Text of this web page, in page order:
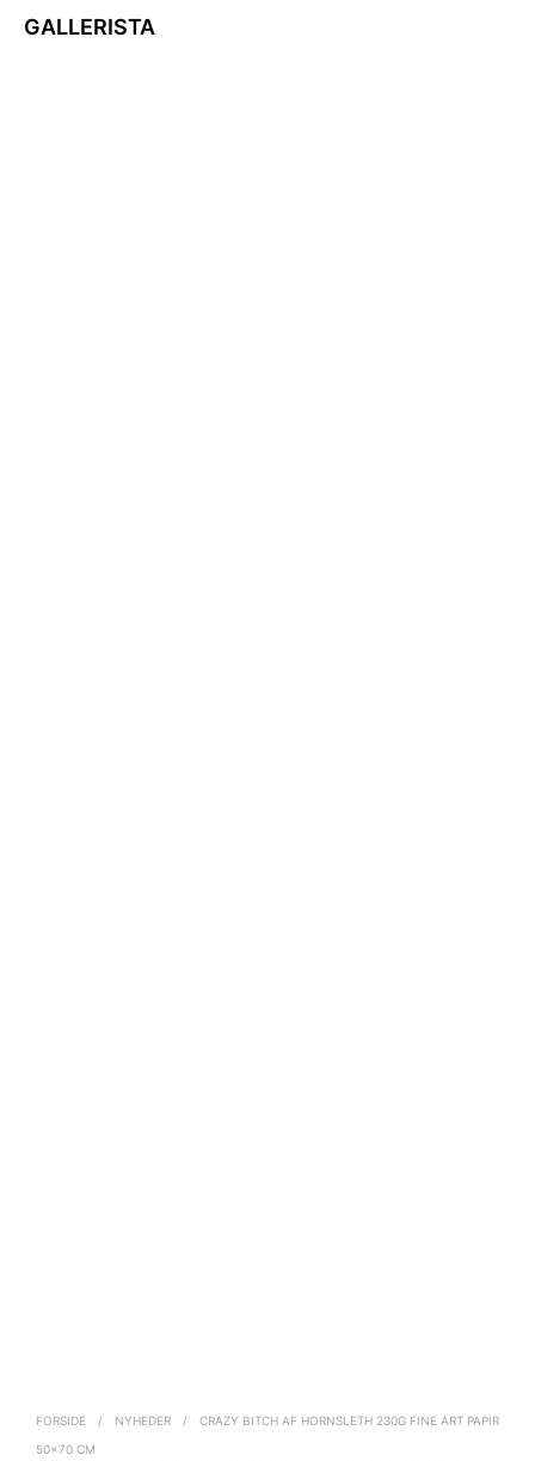
GALLERISTA
FORSIDE / NYHEDER /
CRAZY BITCH AF HORNSLETH 230G FINE ART PAPIR
50×70 CM